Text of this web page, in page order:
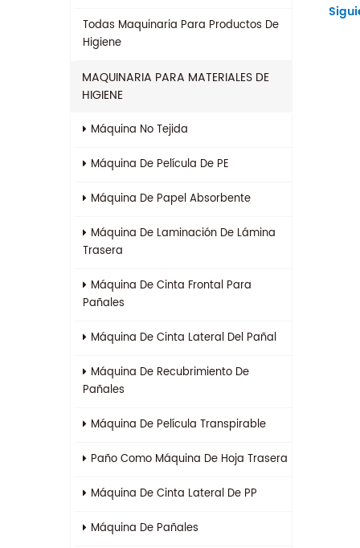
Todas Maquinaria Para Productos De
Higiene
MAQUINARIA PARA MATERIALES DE
HIGIENE
Máquina No Tejida
Máquina De Película De PE
Máquina De Papel Absorbente
Máquina De Laminación De Lámina
Trasera
Máquina De Cinta Frontal Para
Pañales
Máquina De Cinta Lateral Del Pañal
Máquina De Recubrimiento De
Pañales
Máquina De Película Transpirable
Paño Como Máquina De Hoja Trasera
Máquina De Cinta Lateral De PP
Máquina De Pañales